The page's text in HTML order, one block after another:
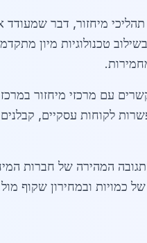
תהליכי מיחזור, דבר
טכנולוגיות מיון
עם מרכזי מיחזור במרכז
לקוחות עסקיים, קבלנים
המהירה של חברות
של כמויות ובמחירון שקוף